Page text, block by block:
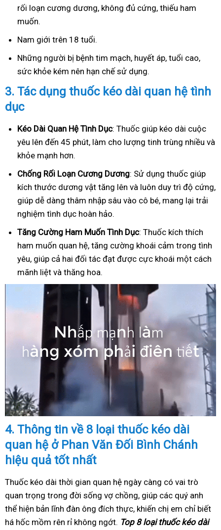
rối loạn cương dương, không đủ cứng, thiếu ham
muốn.
Nam giới trên 18 tuổi.
Những người bị bệnh tim mạch, huyết áp, tuổi cao,
sức khỏe kém nên hạn chế sử dụng.
3. Tác dụng thuốc kéo dài quan hệ tình
dục
Kéo Dài Quan Hệ Tình Dục: Thuốc giúp kéo dài cuộc
yêu lên đến 45 phút, làm cho lượng tinh trùng nhiều và
khỏe mạnh hơn.
Chống Rối Loạn Cương Dương: Sử dụng thuốc giúp
kích thước dương vật tăng lên và luôn duy trì độ cứng,
giúp dễ dàng thâm nhập sâu vào cô bé, mang lại trải
nghiệm tình dục hoàn hảo.
Tăng Cường Ham Muốn Tình Dục: Thuốc kích thích
ham muốn quan hệ, tăng cường khoái cảm trong tình
yêu, giúp cả hai đối tác đạt được cực khoái một cách
mãnh liệt và thăng hoa.
4. Thông tin về 8 loại thuốc kéo dài
quan hệ ở Phan Văn Đối Bình Chánh
hiệu quả tốt nhất
Thuốc kéo dài thời gian quan hệ ngày càng có vai trò
quan trọng trong đời sống vợ chồng, giúp các quý anh
thể hiện bản lĩnh đàn ông đích thực, khiến chị em chỉ biết
há hốc mồm rên rỉ không ngớt. Top 8 loại thuốc kéo dài